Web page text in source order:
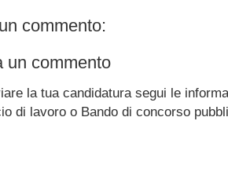
commento:
un commento
la tua candidatura segui le
di lavoro o Bando di concorso